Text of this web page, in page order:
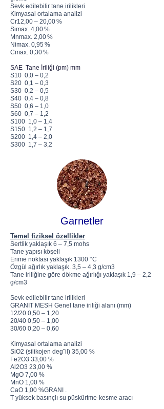
Sevk edilebilir tane irilikleri
​Kimyasal ortalama analizi
Cr12,00 – 20,00 %
Simax. 4,00 %
Mnmax. 2,00 %
Nimax. 0,95 %
Cmax. 0,30 %
SAE Tane İriliği (pm) mm
S10 0,0 – 0,2
S20 0,1 – 0,3
S30 0,2 – 0,5
S40 0,4 – 0,8
S50 0,6 – 1,0
S60 0,7 – 1,2
S100 1,0 – 1,4
S150 1,2 – 1,7
S200 1,4 – 2,0
S300 1,7 – 3,2
Garnetler
Temel fiziksel özellikler
Sertlik yaklaşık 6 – 7,5 mohs
Tane yapısı köşeli
Erime noktası yaklaşık 1300 °C
Özgül ağırlık yaklaşık. 3,5 – 4,3 g/cm3
Tane iriliğine göre dökme ağırlığı yaklaşık 1,9 – 2,2
g/cm3
Sevk edilebilir tane irilikleri
GRANIT MESH Genel tane iriliği alanı (mm)
12/20 0,50 – 1,20
20/40 0,50 – 1,00
30/60 0,20 – 0,60
Kimyasal ortalama analizi
SiO2 (silikojen deg˘il) 35,00 %
Fe2O3 33,00 %
Al2O3 23,00 %
MgO 7,00 %
MnO 1,00 %
CaO 1,00 %GRANI .
T yüksek basınçlı su püskürtme-kesme aracı